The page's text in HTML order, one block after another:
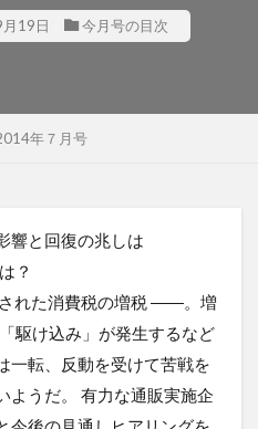
19日 今月号の目次
年７月号
と回復の兆しは
？
れた消費税の増税 ――。増
駆け込み」が発生するなど
一転、反動を受けて苦戦を
ようだ。 有力な通販実施企